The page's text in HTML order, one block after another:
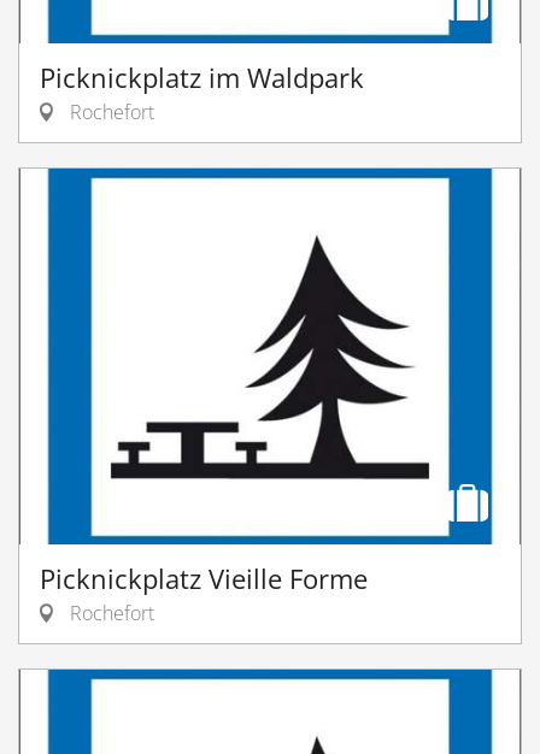
Picknickplatz im Waldpark
Rochefort
Picknickplatz Vieille Forme
Rochefort